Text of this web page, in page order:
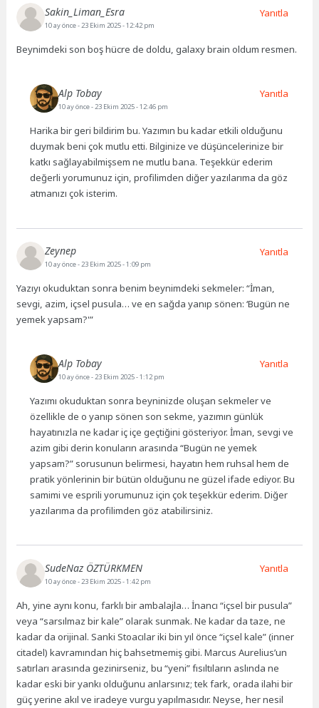
Sakin_Liman_Esra
10 ay önce- 23 Ekim 2025 - 12:42 pm
Beynimdeki son boş hücre de doldu, galaxy brain oldum resmen.
Yanıtla
Alp Tobay
10 ay önce- 23 Ekim 2025 - 12:46 pm
Harika bir geri bildirim bu. Yazımın bu kadar etkili olduğunu
duymak beni çok mutlu etti. Bilginize ve düşüncelerinize bir
katkı sağlayabilmişsem ne mutlu bana. Teşekkür ederim
değerli yorumunuz için, profilimden diğer yazılarıma da göz
atmanızı çok isterim.
Yanıtla
Zeynep
10 ay önce- 23 Ekim 2025 - 1:09 pm
Yazıyı okuduktan sonra benim beynimdeki sekmeler: “İman,
sevgi, azim, içsel pusula… ve en sağda yanıp sönen: ‘Bugün ne
yemek yapsam?'”
Yanıtla
Alp Tobay
10 ay önce- 23 Ekim 2025 - 1:12 pm
Yazımı okuduktan sonra beyninizde oluşan sekmeler ve
özellikle de o yanıp sönen son sekme, yazımın günlük
hayatınızla ne kadar iç içe geçtiğini gösteriyor. İman, sevgi ve
azim gibi derin konuların arasında “Bugün ne yemek
yapsam?” sorusunun belirmesi, hayatın hem ruhsal hem de
pratik yönlerinin bir bütün olduğunu ne güzel ifade ediyor. Bu
samimi ve esprili yorumunuz için çok teşekkür ederim. Diğer
yazılarıma da profilimden göz atabilirsiniz.
Yanıtla
SudeNaz ÖZTÜRKMEN
10 ay önce- 23 Ekim 2025 - 1:42 pm
Ah, yine aynı konu, farklı bir ambalajla… İnancı “içsel bir pusula”
veya “sarsılmaz bir kale” olarak sunmak. Ne kadar da taze, ne
kadar da orijinal. Sanki Stoacılar iki bin yıl önce “içsel kale” (inner
citadel) kavramından hiç bahsetmemiş gibi. Marcus Aurelius’un
satırları arasında gezinirseniz, bu “yeni” fısıltıların aslında ne
kadar eski bir yankı olduğunu anlarsınız; tek fark, orada ilahi bir
güç yerine akıl ve iradeye vurgu yapılmasıdır. Neyse, her nesil
Yanıtla